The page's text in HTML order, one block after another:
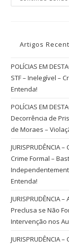
Artigos
POLÍCIAS EM
STF – Inelegível –
Entenda!
POLÍCIAS EM
Decorrência de
de Moraes –
JURISPRUDÊNCIA
Crime Formal –
Entenda!
JURISPRUDÊNCIA
Preclusa se Não
Intervenção nos
JURISPRUDÊNCIA